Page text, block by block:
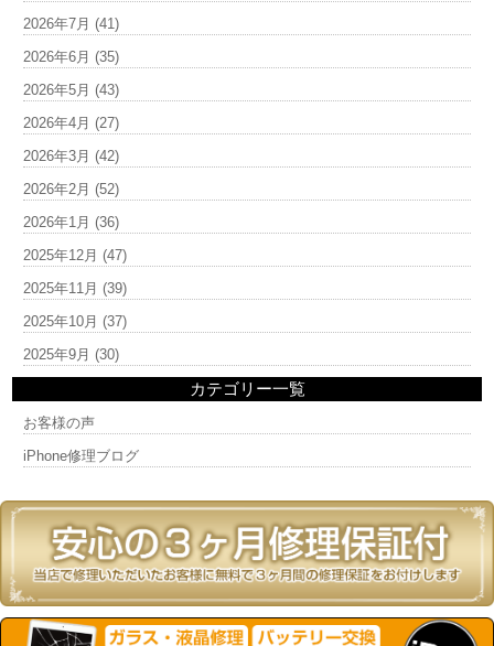
2026年7月 (41)
2026年6月 (35)
2026年5月 (43)
2026年4月 (27)
2026年3月 (42)
2026年2月 (52)
2026年1月 (36)
2025年12月 (47)
2025年11月 (39)
2025年10月 (37)
2025年9月 (30)
カテゴリー一覧
お客様の声
iPhone修理ブログ